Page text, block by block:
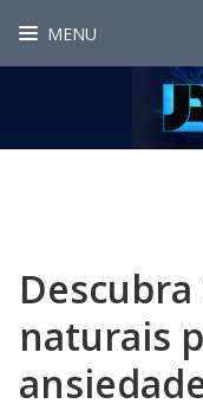
MENU
naturais